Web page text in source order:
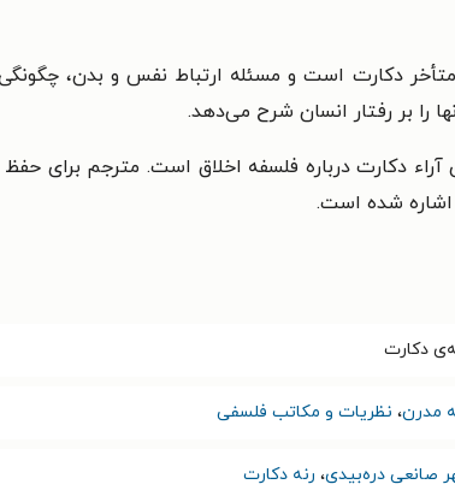
دکارت است و مسئله ارتباط نفس و بدن،
را بر رفتار انسان شرح می‌دهد.
دکارت درباره فلسفه اخلاق است. مترجم برای
اشاره شده است.
دکارت
مدرن، نظریات و مکاتب فلسفی
صانعی دره‌بیدی، رنه دکارت